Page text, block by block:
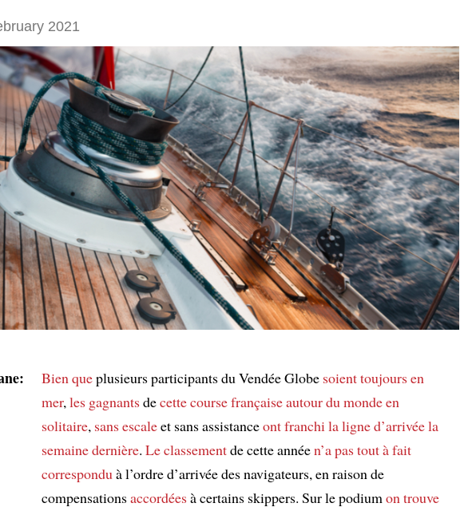
2021
Bien queplusieurs participants du Vendée Globe soient toujours en
mer,les gagnantsdecette course françaiseautour du mondeen
solitaire, sans escaleet sans assistanceont franchi la ligne d’arrivéela
semaine dernière. Le classementde cette annéen’a pas tout à fait
corresponduà l’ordre d’arrivée des navigateurs, en raison de
compensationsaccordéesà certains skippers. Sur le podiumon trouve